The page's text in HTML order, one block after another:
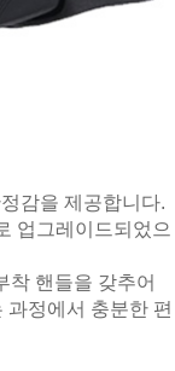
감을 제공합니다.
업그레이드되었으
착 핸들을 갖추어
정에서 충분한 편